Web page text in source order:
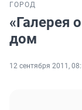
ГОРОД
«Галерея
дом
12 сентября 2011,